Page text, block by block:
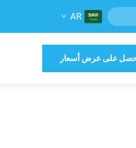
AR
على عرض أسعار